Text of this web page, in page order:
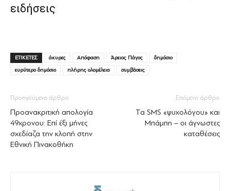
ειδήσεις
ΕΤΙΚΕΤΕΣ άκυρες Απόφαση Άρειος Πάγος
δημόσιο
ευρύτερο δημόσιο
πλήρης ολομέλεια συμβάσεις
Προηγούμενο άρθρο
Προανακριτική απολογία
49χρονου: Επί έξι μήνες
σχεδίαζα την κλοπή στην
Εθνική Πινακοθήκη
Επόμενο άρθρο
Τα SMS «ψυχολόγου» και
Μπάµπη – οι άγνωστες
καταθέσεις